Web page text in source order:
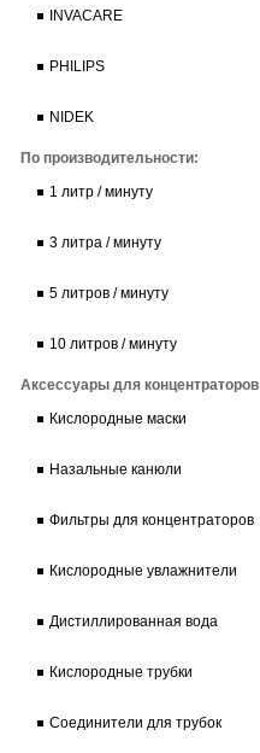
INVACARE
PHILIPS
NIDEK
По производительности:
1 литр / минуту
3 литра / минуту
5 литров / минуту
10 литров / минуту
Аксессуары для концентраторов
Кислородные маски
Назальные канюли
Фильтры для концентраторов
Кислородные увлажнители
Дистиллированная вода
Кислородные трубки
Соединители для трубок